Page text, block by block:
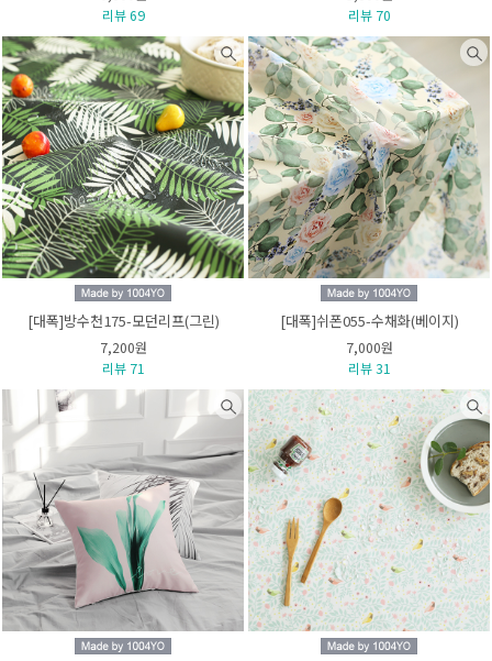
리뷰 69
리뷰 70
[대폭]방수천175-모던리프(그린)
7,200원
리뷰 71
[대폭]쉬폰055-수채화(베이지)
7,000원
리뷰 31